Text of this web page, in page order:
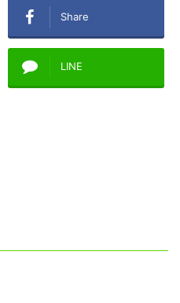
Share
LINE